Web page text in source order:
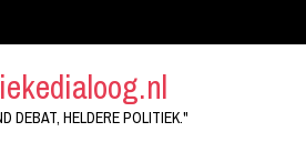
DEBAT, HELDERE POLITIEK."